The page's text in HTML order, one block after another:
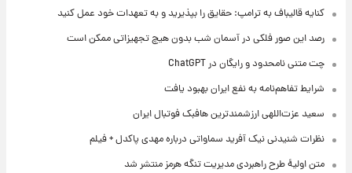
کنایه قالیباف به ترامپ: حقایق را بپذیرید و به تعهدات خود عمل کنید
رصد این صور فلکی در آسمان شب بدون هیچ تجهیزاتی ممکن است
چت متنی نامحدود و رایگان در ChatGPT
شرایط تفاهم‌نامه به نفع ایران بهبود یافت
سعید عزت‌اللهی ارزشمندترین هافبک فوتبال ایران
نظرات شنیدنی نیک آفرید سماواتی درباره مهدی پاکدل + فیلم
متن اولیۀ طرح راهبردی مدیریت تنگه هرمز منتشر شد